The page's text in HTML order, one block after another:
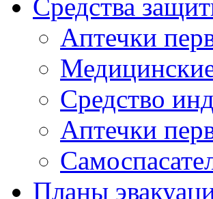
Средства
Аптечки
Средство
Аптечки
Планы